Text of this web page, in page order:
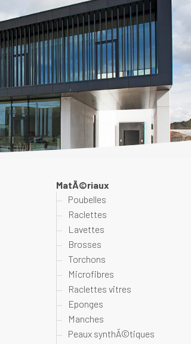
MatÃ©riaux
Poubelles
Raclettes
Lavettes
Brosses
Torchons
Microfibres
Raclettes vitres
Eponges
Manches
Peaux synthÃ©tiques